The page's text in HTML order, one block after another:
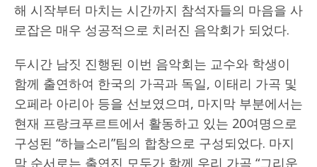
해 시작부터 마치는 시간까지 참석자들의 마음을 사
로잡은 매우 성공적으로 치러진 음악회가 되었다.
두시간 남짓 진행된 이번 음악회는 교수와 학생이
함께 출연하여 한국의 가곡과 독일, 이태리 가곡 및
오페라 아리아 등을 선보였으며, 마지막 부분에서는
현재 프랑크푸르트에서 활동하고 있는 20여명으로
구성된 “하늘소리”팀의 합창으로 구성되었다. 마지
막 순서로는 출연진 모두가 함께 우리 가곡 “그리운